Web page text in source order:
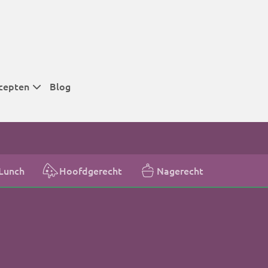
tijden
tijden
Blog
Hoofdgerecht Nagerecht